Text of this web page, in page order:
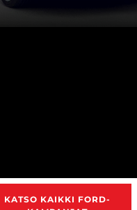
KATSO KAIKKI FORD-